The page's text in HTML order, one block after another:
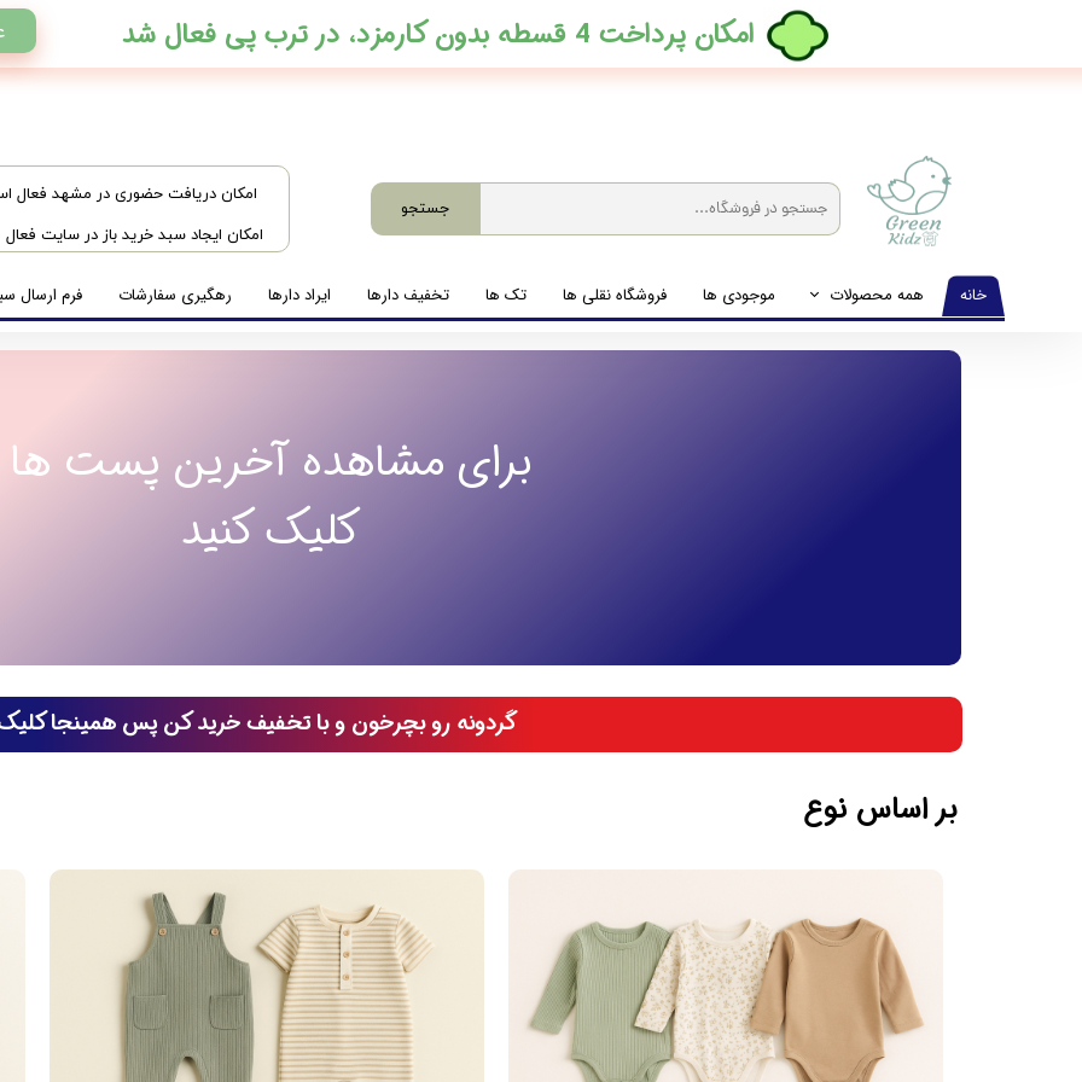
​امکان دریافت حضوری در مشهد فعال
امکان ایجاد سبد خرید باز در سایت
جستجو
خانه همه محصولات
لباس نوزاد تا نوجوان
موجودی ها فروشگاه نقلی ها تک ها تخفیف دارها ایراد دارها رهگیری سفارشات فرم ارسال
​امکان پرداخت 4 قسطه بدون کارمزد، در ترب پی فعال شد
برای مشاهده آخرین پست ها
کلیک کنید
گردونه رو بچرخون و با تخفیف خرید کن پس همینجا
بر اساس نوع